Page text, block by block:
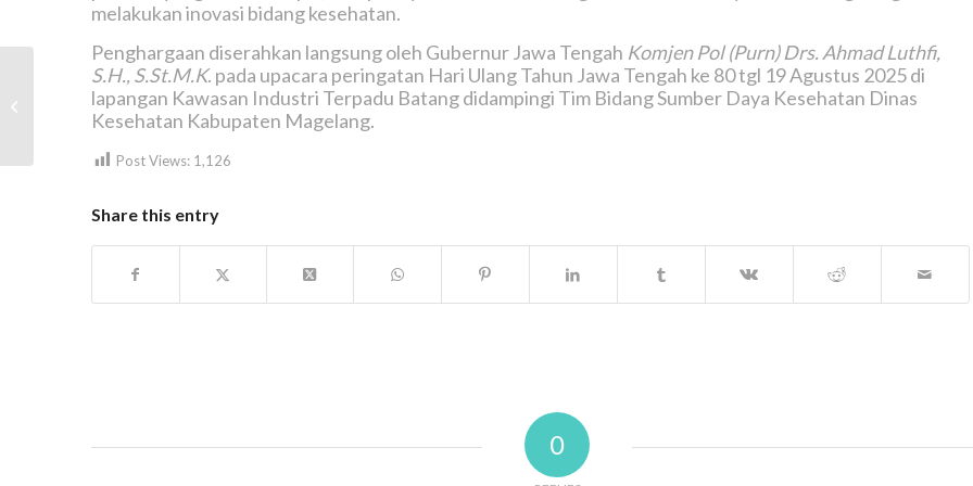
melakukan inovasi bidang kesehatan.
Penghargaan diserahkan langsung oleh Gubernur Jawa Tengah Komjen Pol (Purn) Drs. Ahmad Luthfi,
S.H., S.St.M.K. pada upacara peringatan Hari Ulang Tahun Jawa Tengah ke 80 tgl 19 Agustus 2025 di
lapangan Kawasan Industri Terpadu Batang didampingi Tim Bidang Sumber Daya Kesehatan Dinas
Kesehatan Kabupaten Magelang.
Post Views: 1,126
Share this entry
0
Sosialisasi dan Evaluasi
Kematangan Inovasi di
Lingkungan Dinas